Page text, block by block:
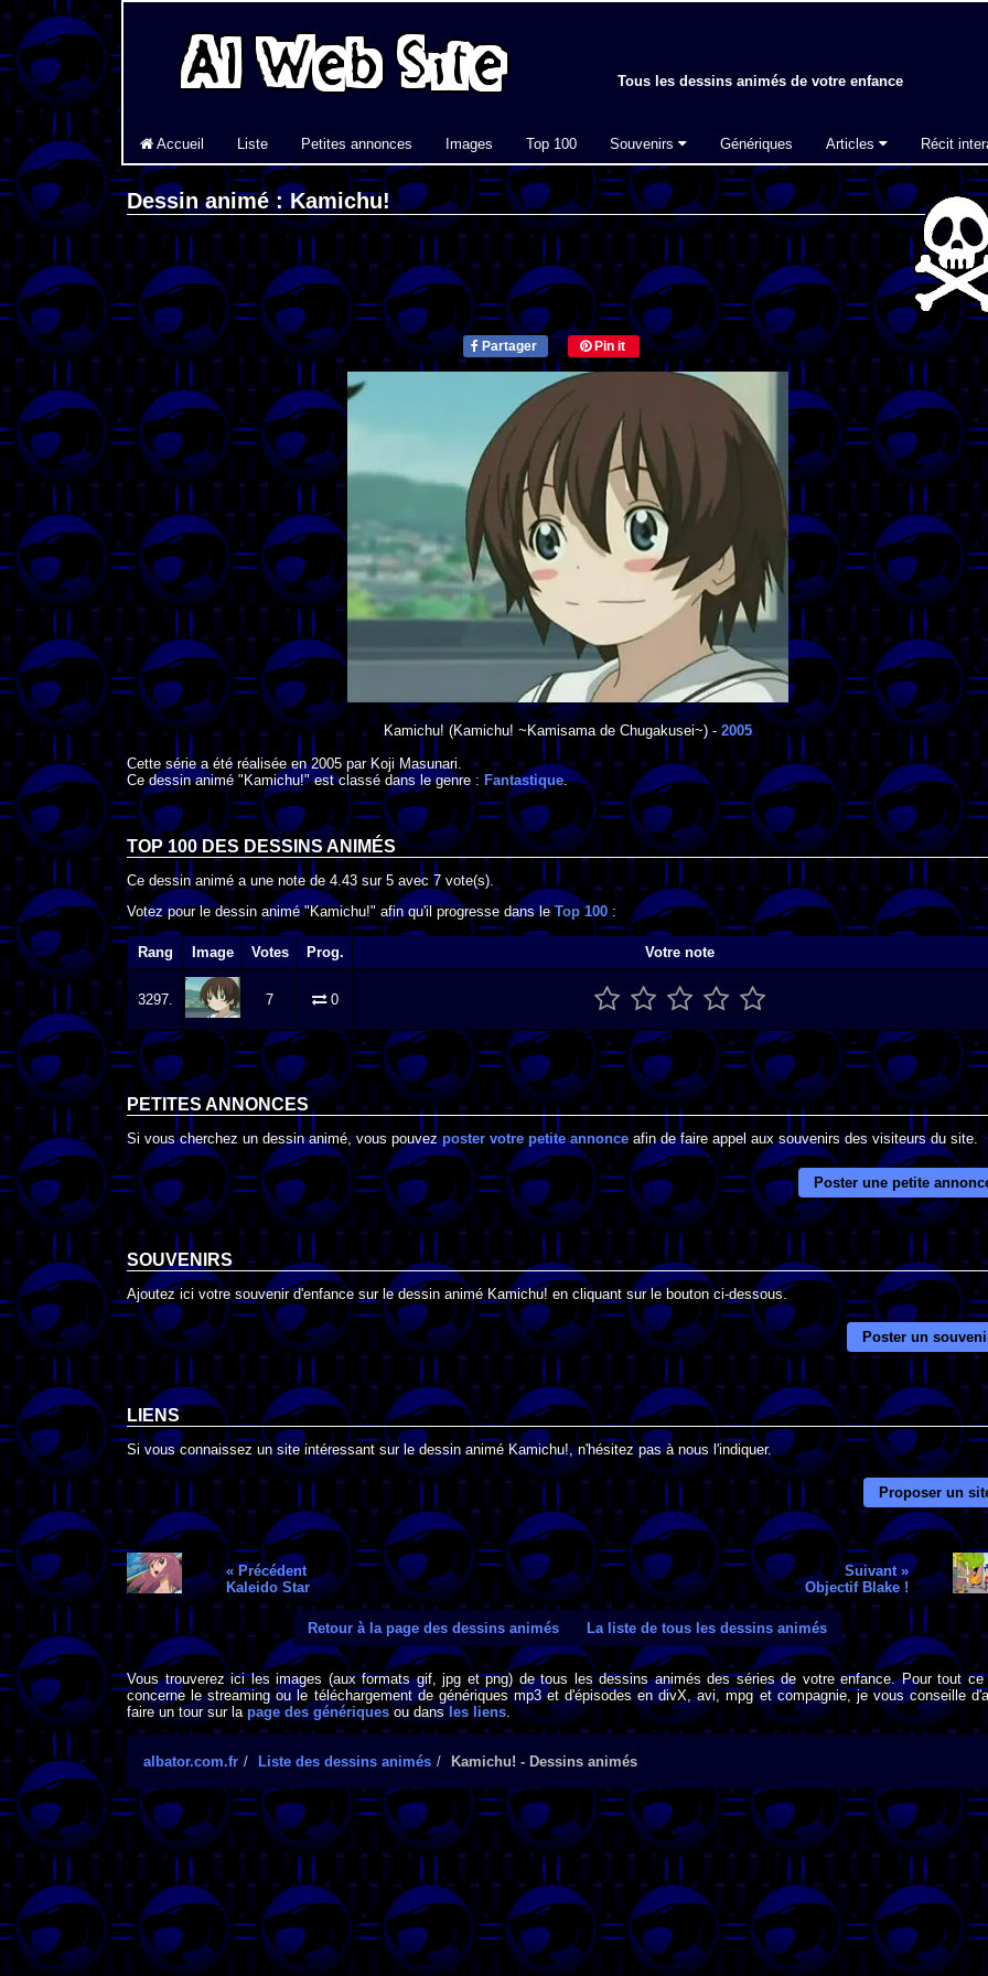
Tous les dessins animés de votre enfance
Accueil Liste Petites annonces Images Top 100 Souvenirs Génériques Articles Récit
Dessin animé : Kamichu!
Partager Pin it
Kamichu! (Kamichu! ~Kamisama de Chugakusei~) - 2005
Cette série a été réalisée en2005parKoji Masunari.
Ce dessin animé "Kamichu!" est classé dans le genre : Fantastique.
TOP 100 DES DESSINS ANIMÉS
Ce dessin animé a une note de 4.43 sur 5 avec 7 vote(s).
Votez pour le dessin animé "Kamichu!" afin qu'il progresse dans leTop 100:
Rang Image Votes Prog. Votre note
3297. 7 0
PETITES ANNONCES
Si vous cherchez un dessin animé, vous pouvezposter votre petite annonce afin de faire appel aux souvenirs des visiteurs du site.
Poster une petite
SOUVENIRS
Ajoutez ici votre souvenir d'enfance sur le dessin animé Kamichu! en cliquant sur le bouton ci-dessous.
Poster un
LIENS
Si vous connaissez un site intéressant sur le dessin animé Kamichu!, n'hésitez pas à nous l'indiquer.
Proposer un
« Précédent
Kaleido Star
Suivant »
Objectif Blake !
Retour à la page des dessins animés La liste de tous les dessins animés
Vous trouverez ici les images (aux formats gif, jpg et png) de tous les dessins animés des séries de votre enfance. Pour tout ce
concerne le streaming ou le téléchargement de génériques mp3 et d'épisodes en divX, avi, mpg et compagnie, je vous conseille
faire un tour sur la page des génériquesou dans les liens
albator.com.fr Liste des dessins animés Kamichu! - Dessins animés